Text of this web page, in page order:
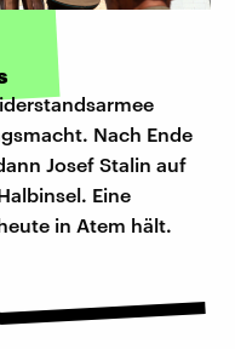
Nach Ende
Josef Stalin auf
Eine
in Atem hält.